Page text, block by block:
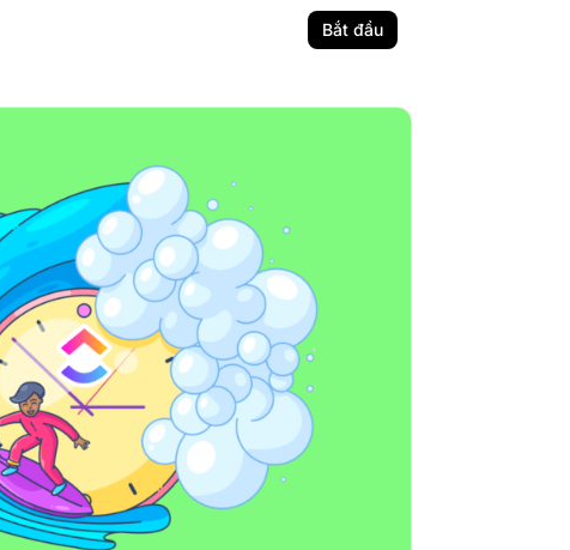
Bắt đầu